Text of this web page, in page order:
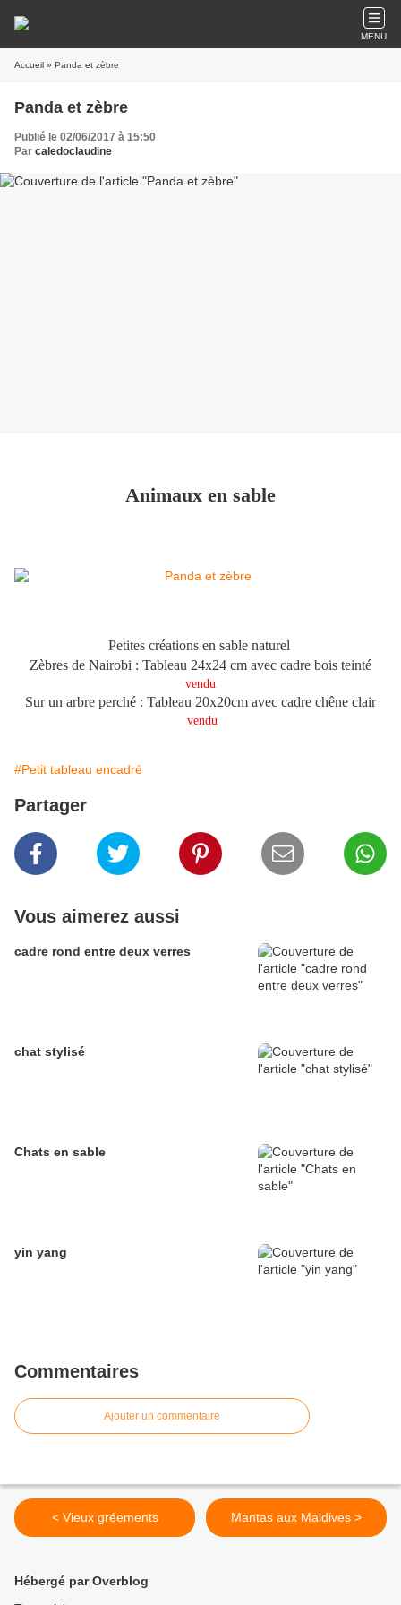
MENU
Accueil » Panda et zèbre
Panda et zèbre
Publié le 02/06/2017 à 15:50
Par caledoclaudine
Animaux en sable
Petites créations en sable naturel
Zèbres de Nairobi : Tableau 24x24 cm avec cadre bois teinté
vendu
Sur un arbre perché : Tableau 20x20cm avec cadre chêne clair
vendu
#Petit tableau encadré
Partager
Vous aimerez aussi
cadre rond entre deux verres
chat stylisé
Chats en sable
yin yang
Commentaires
Ajouter un commentaire
< Vieux gréements Mantas aux Maldives >
Hébergé par Overblog